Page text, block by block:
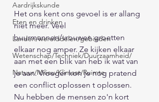
Aardrijkskunde
Eten en drinken
Landen/werelddelen/gebieden
Wetenschap/Techniek/Duurzaamheid/
Natuur/Milieu/Klimaat/Ruimte
Het ons kent ons gevoel is er allang
niet meer. Veel
buurmannen/vrouwen groetten
elkaar nog amper. Ze kijken elkaar
aan met een blik van heb ik wat van
je aan. Vroeger kon je nog pratend
een conflict oplossen t oplossen.
Nu hebben de mensen zo'n kort